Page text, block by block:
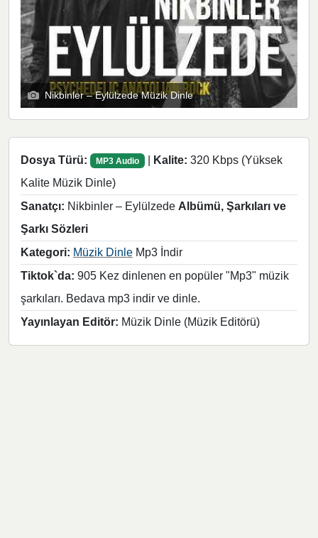
Nikbinler – Eylülzede Müzik Dinle
Dosya Türü: MP3 Audio | Kalite: 320 Kbps (Yüksek
Kalite Müzik Dinle)
Sanatçı: Nikbinler – Eylülzede Albümü, Şarkıları ve
Şarkı Sözleri
Kategori: Müzik Dinle Mp3 İndir
Tiktok`da: 905 Kez dinlenen en popüler "Mp3" müzik
şarkıları. Bedava mp3 indir ve dinle.
Yayınlayan Editör: Müzik Dinle (Müzik Editörü)